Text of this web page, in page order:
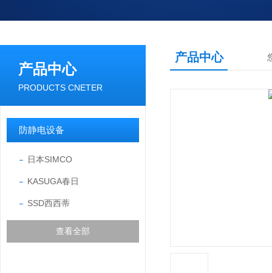
产品中心
PRODUCTS CNETER
防静电设备
日本SIMCO
KASUGA春日
SSD西西蒂
查看全部
产品中心